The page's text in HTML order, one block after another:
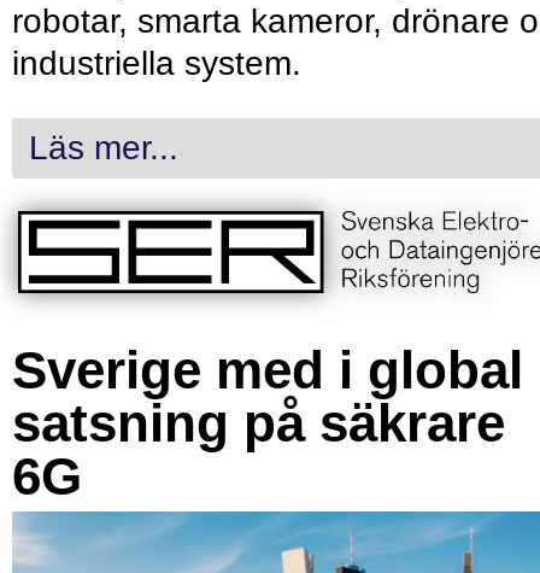
robotar, smarta kameror, drönare
industriella system.
Läs mer...
Sverige med i global
satsning på säkrare
6G